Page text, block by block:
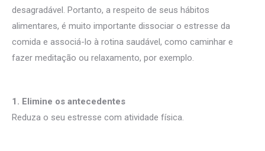
desagradável. Portanto, a respeito de seus hábitos
alimentares, é muito importante dissociar o estresse da
comida e associá-lo à rotina saudável, como caminhar e
fazer meditação ou relaxamento, por exemplo.
1. Elimine os antecedentes
Reduza o seu estresse com atividade física.